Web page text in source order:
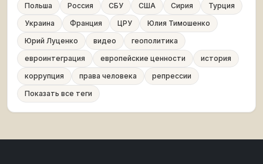
Польша
Россия СБУ США Сирия
Турция
Украина
Франция ЦРУ
Юлия Тимошенко
Юрий Луценко
видео
геополитика
евроинтеграция
европейские ценности
история
коррупция
права человека
репрессии
Показать все теги